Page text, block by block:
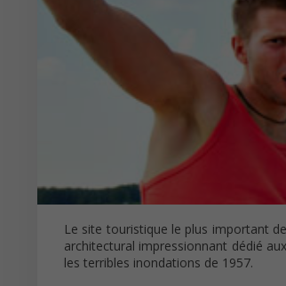
Le site touristique le plus important
architectural impressionnant dédié
les terribles inondations de 1957.